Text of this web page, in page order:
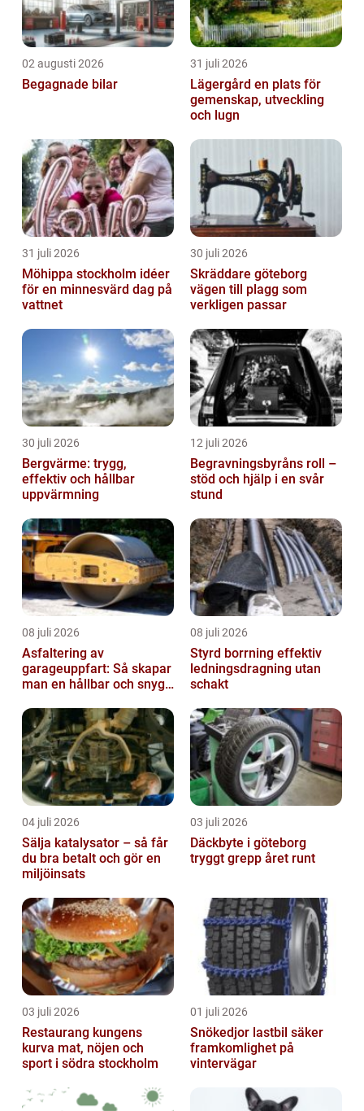
02 augusti 2026
Begagnade bilar
31 juli 2026
Lägergård en plats för
gemenskap, utveckling
och lugn
31 juli 2026
Möhippa stockholm idéer
för en minnesvärd dag på
vattnet
30 juli 2026
Skräddare göteborg
vägen till plagg som
verkligen passar
30 juli 2026
Bergvärme: trygg,
effektiv och hållbar
uppvärmning
12 juli 2026
Begravningsbyråns roll –
stöd och hjälp i en svår
stund
08 juli 2026
Asfaltering av
garageuppfart: Så skapar
man en hållbar och snygg
08 juli 2026
Styrd borrning effektiv
ledningsdragning utan
schakt
04 juli 2026
Sälja katalysator – så får
du bra betalt och gör en
miljöinsats
03 juli 2026
Däckbyte i göteborg
tryggt grepp året runt
03 juli 2026
Restaurang kungens
kurva mat, nöjen och
sport i södra stockholm
01 juli 2026
Snökedjor lastbil säker
framkomlighet på
vintervägar